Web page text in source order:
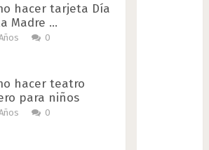
hacer tarjeta Día
Madre …
0
hacer teatro
para niños
0